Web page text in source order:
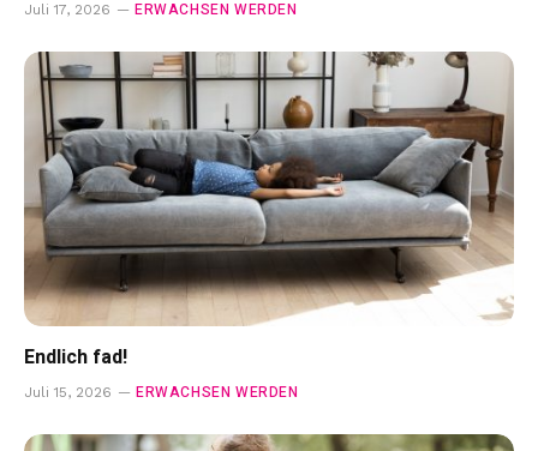
Juli 17, 2026 ERWACHSEN WERDEN
Endlich fad!
Juli 15, 2026 ERWACHSEN WERDEN